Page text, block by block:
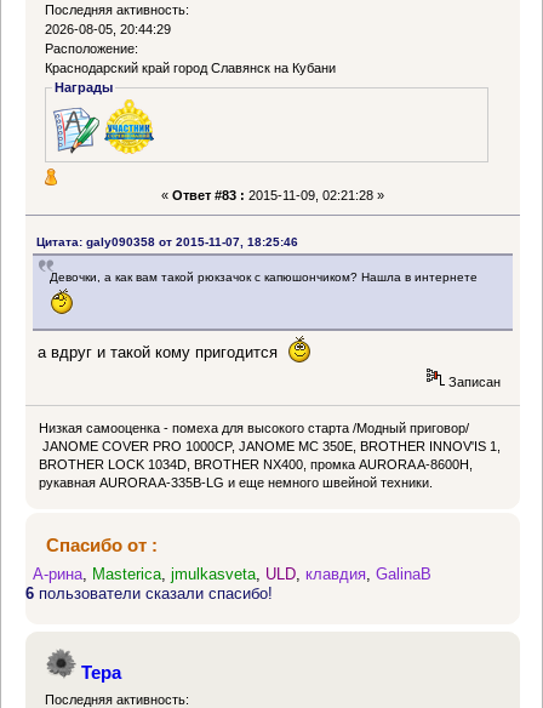
Последняя активность:
2026-08-05, 20:44:29
Расположение:
Краснодарский край город Славянск на Кубани
Награды
« Ответ #83 : 2015-11-09, 02:21:28 »
Цитата: galy090358 от 2015-11-07, 18:25:46
Девочки, а как вам такой рюкзачок с капюшончиком? Нашла в интернете
а вдруг и такой кому пригодится
Записан
Низкая самооценка - помеха для высокого старта /Модный приговор/
JANOME COVER PRO 1000CP, JANOME MC 350E, BROTHER INNOV'IS 1,
BROTHER LOCK 1034D, BROTHER NX400, промка AURORA A-8600H,
рукавная AURORA A-335B-LG и еще немного швейной техники.
Спасибо от :
А-рина, Masterica,jmulkasveta, ULD,клавдия,GalinaB
6 пользователи сказали спасибо!
Тера
Последняя активность: